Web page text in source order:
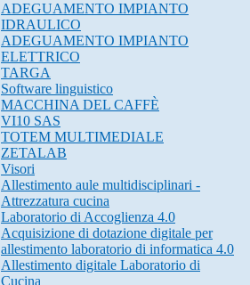
ADEGUAMENTO IMPIANTO
IDRAULICO
ADEGUAMENTO IMPIANTO
ELETTRICO
TARGA
Software linguistico
MACCHINA DEL CAFFÈ
VI10 SAS
TOTEM MULTIMEDIALE
ZETALAB
Visori
Allestimento aule multidisciplinari -
Attrezzatura cucina
Laboratorio di Accoglienza 4.0
Acquisizione di dotazione digitale per
allestimento laboratorio di informatica 4.0
Allestimento digitale Laboratorio di
Cucina